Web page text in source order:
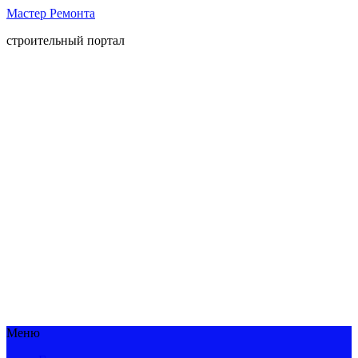
Мастер Ремонта
строительный портал
Меню